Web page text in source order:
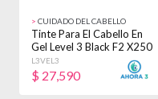
> CUIDADO DEL CABELLO
Tinte Para El Cabello En
Gel Level 3 Black F2 X250
Ml 1 Negro
L3VEL3
$ 27,590